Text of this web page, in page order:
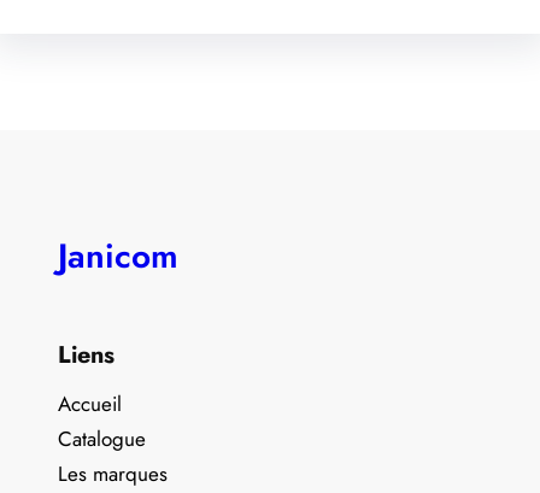
Janicom
Liens
Accueil
Catalogue
Les marques